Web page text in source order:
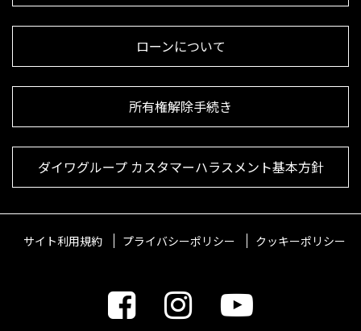
ローンについて
所有権解除手続き
ダイワグループ カスタマーハラスメント基本方針
サイト利用規約 プライバシーポリシー クッキーポリシー